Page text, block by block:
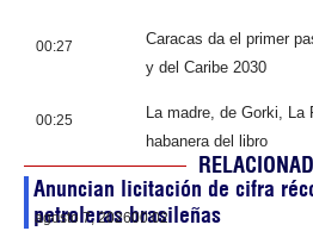
00:27
Caracas da el primer
y del Caribe 2030
00:25
La madre, de Gorki, La
habanera del libro
Anuncian licitación de cifra
petroleras brasileñas
agosto 7, 202600:02